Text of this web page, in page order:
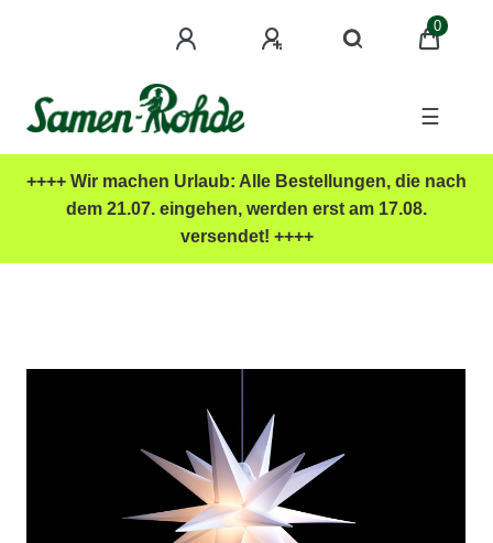
0
☰
++++ Wir machen Urlaub: Alle Bestellungen, die nach
dem 21.07. eingehen, werden erst am 17.08.
versendet! ++++